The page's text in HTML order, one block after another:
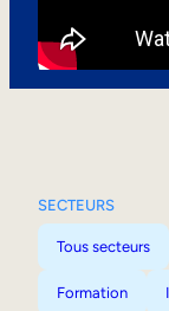
SECTEURS
Tous secteurs
Formation